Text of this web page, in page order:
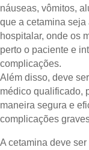
náuseas, vômitos,
que a cetamina
hospitalar, onde os
perto o paciente e
complicações.
Além disso, deve
médico qualificado,
maneira segura e
complicações
A cetamina deve